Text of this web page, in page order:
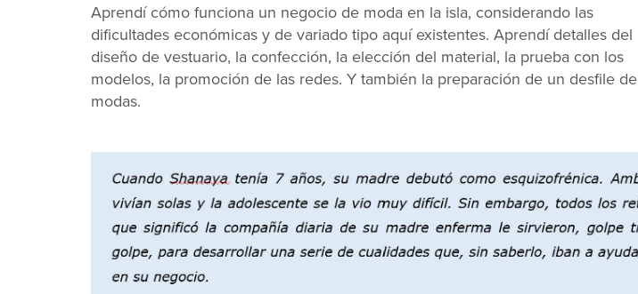
Aprendí cómo funciona un negocio de moda en la isla, considerando las
dificultades económicas y de variado tipo aquí existentes. Aprendí detalles del
diseño de vestuario, la confección, la elección del material, la prueba con los
modelos, la promoción de las redes. Y también la preparación de un desfile de
modas.